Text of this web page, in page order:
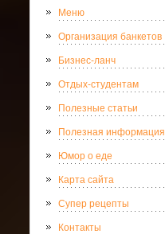
Меню
Организация банкетов
Бизнес-ланч
Отдых-студентам
Полезные статьи
Полезная информация
Юмор о еде
Карта сайта
Супер рецепты
Контакты